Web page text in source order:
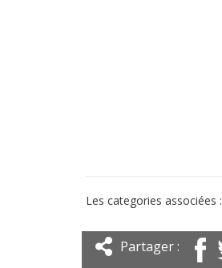
Les categories associées :
Partager :